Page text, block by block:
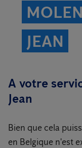
JEAN
A votre
Jean
Bien que cela
en Belgique n'est